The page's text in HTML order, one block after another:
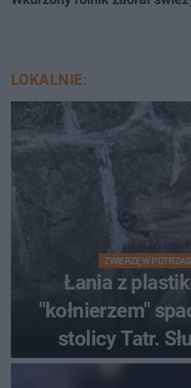
LOKALNIE:
ZWIERZĘ W
Łania z
"kołnierzem"
stolicy Tatr.